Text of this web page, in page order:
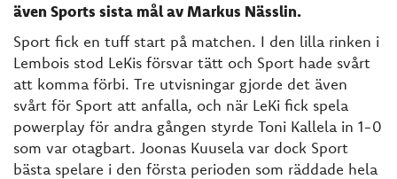
även Sports sista mål av Markus Nässlin.
Sport fick en tuff start på matchen. I den lilla rinken i
Lembois stod LeKis försvar tätt och Sport hade svårt
att komma förbi. Tre utvisningar gjorde det även
svårt för Sport att anfalla, och när LeKi fick spela
powerplay för andra gången styrde Toni Kallela in 1-0
som var otagbart. Joonas Kuusela var dock Sport
bästa spelare i den första perioden som räddade hela